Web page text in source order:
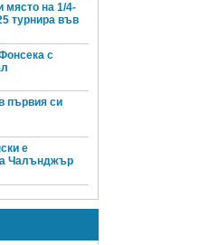
място на 1/4-
турнира във
с
първия си
е
Чалънджър